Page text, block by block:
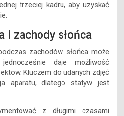
trzeciej kadru, aby uzyskać
i zachody słońca
zachodów słońca może
daje możliwość
Kluczem do udanych zdjęć
aparatu, dlatego statyw jest
z długimi czasami